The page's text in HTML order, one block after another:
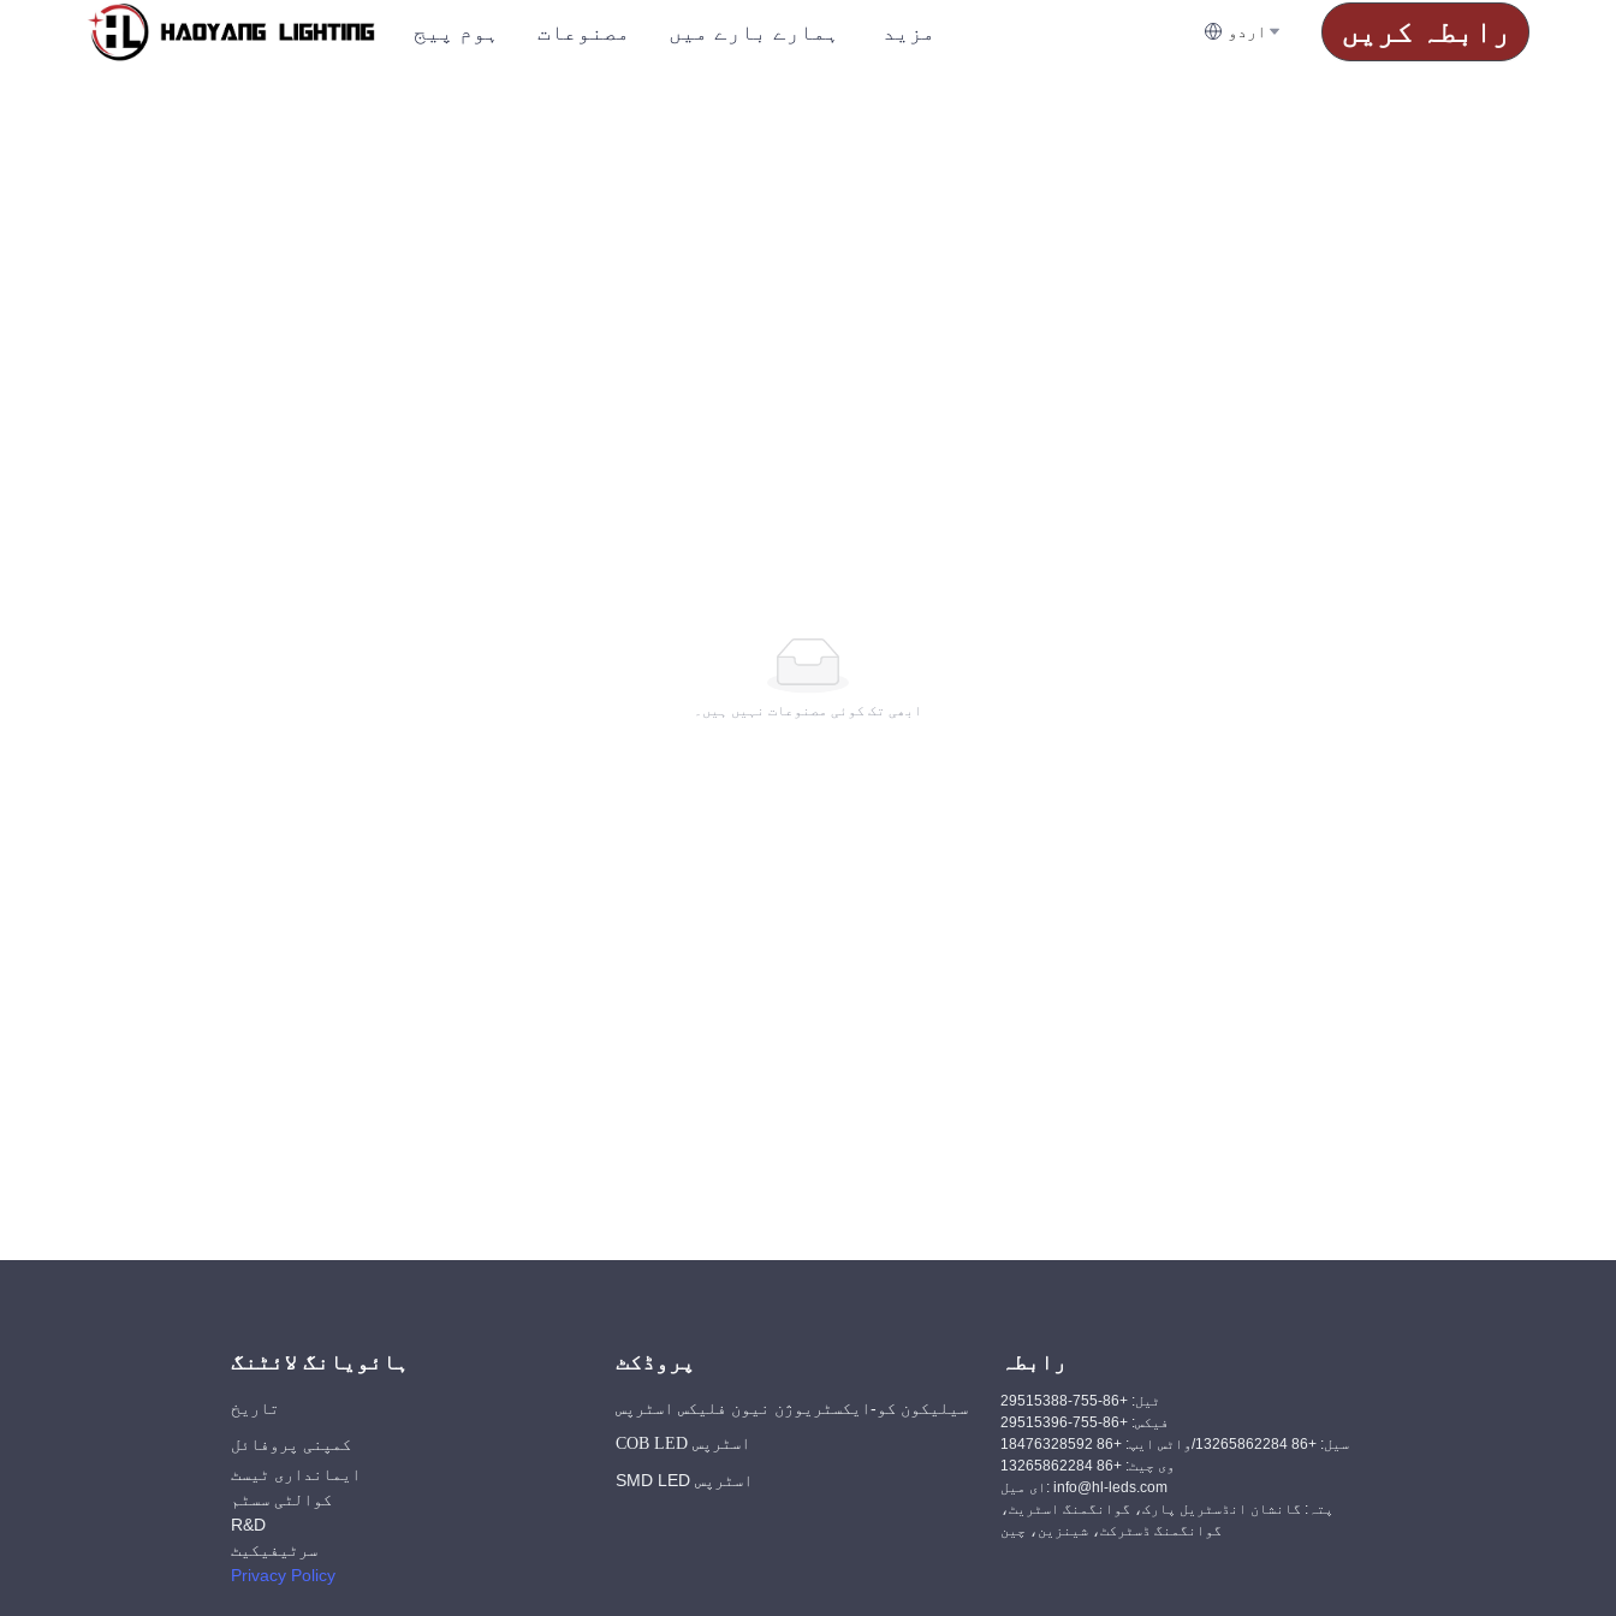
ہوم پیج مصنوعات ہمارے بارے میں مزید اردو رابطہ کریں
ابھی تک کوئی مصنوعات نہیں ہیں۔
ہائویانگ لائٹنگ
تاریخ
کمپنی پروفائل
ایمانداری ٹیسٹ
کوالٹی سسٹم
R&D
سرٹیفیکیٹ
Privacy Policy
پروڈکٹ
سیلیکون کو-ایکسٹریوژن نیون فلیکس اسٹرپس
COB LED اسٹرپس
SMD LED اسٹرپس
رابطہ
ٹیل: +86-755-29515388
فیکس: +86-755-29515396
سیل: +86 13265862284/واٹس ایپ: +86 18476328592
وی چیٹ: +86 13265862284
ای میل: info@hl-leds.com
پتہ: گانشان انڈسٹریل پارک، گوانگمنگ اسٹریٹ،
گوانگمنگ ڈسٹرکٹ، شینزین، چین